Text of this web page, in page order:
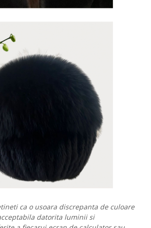
ca o usoara discrepanta de culoare
datorita luminii si